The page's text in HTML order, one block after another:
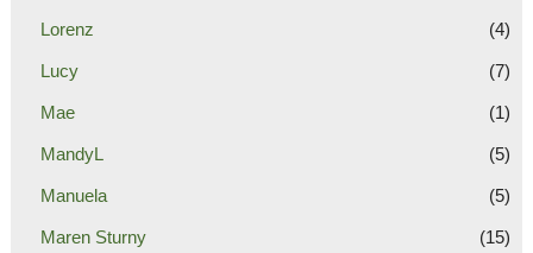
Lorenz (4)
Lucy (7)
Mae (1)
MandyL (5)
Manuela (5)
Maren Sturny (15)